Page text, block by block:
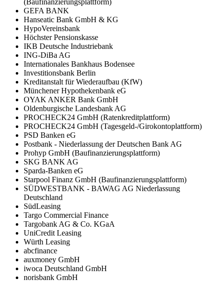
(Baufinanzierungsplattform)
GEFA BANK
Hanseatic Bank GmbH & KG
HypoVereinsbank
Höchster Pensionskasse
IKB Deutsche Industriebank
ING-DiBa AG
Internationales Bankhaus Bodensee
Investitionsbank Berlin
Kreditanstalt für Wiederaufbau (KfW)
Münchener Hypothekenbank eG
OYAK ANKER Bank GmbH
Oldenburgische Landesbank AG
PROCHECK24 GmbH (Ratenkreditplattform)
PROCHECK24 GmbH (Tagesgeld-/Girokontoplattform)
PSD Banken eG
Postbank - Niederlassung der Deutschen Bank AG
Prohyp GmbH (Baufinanzierungsplattform)
SKG BANK AG
Sparda-Banken eG
Starpool Finanz GmbH (Baufinanzierungsplattform)
SÜDWESTBANK - BAWAG AG Niederlassung
Deutschland
SüdLeasing
Targo Commercial Finance
Targobank AG & Co. KGaA
UniCredit Leasing
Würth Leasing
abcfinance
auxmoney GmbH
iwoca Deutschland GmbH
norisbank GmbH